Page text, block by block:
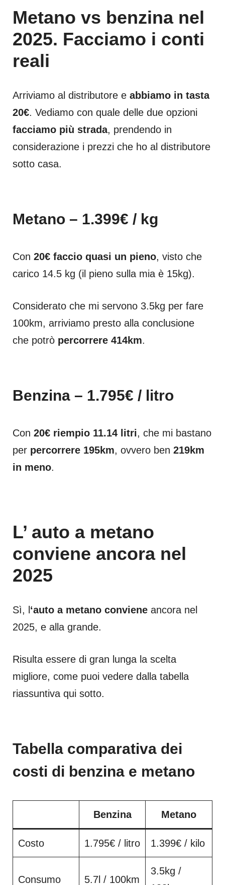
Metano vs benzina nel
2025. Facciamo i conti
reali
Arriviamo al distributore e abbiamo in tasta
20€. Vediamo con quale delle due opzioni
facciamo più strada, prendendo in
considerazione i prezzi che ho al distributore
sotto casa.
Metano – 1.399€ / kg
Con 20€ faccio quasi un pieno, visto che
carico 14.5 kg (il pieno sulla mia è 15kg).
Considerato che mi servono 3.5kg per fare
100km, arriviamo presto alla conclusione
che potrò percorrere 414km.
Benzina – 1.795€ / litro
Con 20€ riempio 11.14 litri, che mi bastano
per percorrere 195km, ovvero ben 219km
in meno.
L’ auto a metano
conviene ancora nel
2025
Sì, l ‘auto a metano conviene ancora nel
2025, e alla grande.
Risulta essere di gran lunga la scelta
migliore, come puoi vedere dalla tabella
riassuntiva qui sotto.
Tabella comparativa dei
costi di benzina e metano
Benzina Metano
Costo 1.795€ / litro 1.399€ / kilo
Consumo 5.7l / 100km
3.5kg /